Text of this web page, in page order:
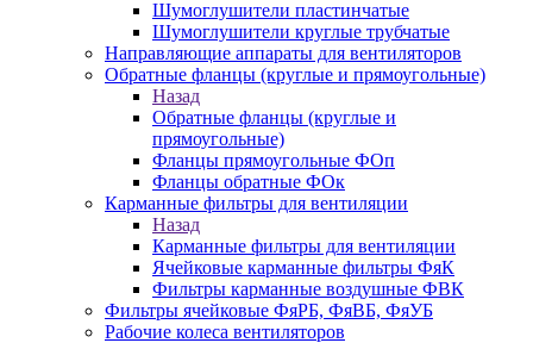
Шумоглушители пластинчатые
Шумоглушители круглые трубчатые
Направляющие аппараты для вентиляторов
Обратные фланцы (круглые и прямоугольные)
Назад
Обратные фланцы (круглые и
прямоугольные)
Фланцы прямоугольные ФОп
Фланцы обратные ФОк
Карманные фильтры для вентиляции
Назад
Карманные фильтры для вентиляции
Ячейковые карманные фильтры ФяК
Фильтры карманные воздушные ФВК
Фильтры ячейковые ФяРБ, ФяВБ, ФяУБ
Рабочие колеса вентиляторов